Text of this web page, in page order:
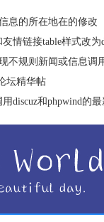
息的所在地在的修改
情链接table样式改为
不规则新闻或信息调
坛精华帖
discuz和phpwind的